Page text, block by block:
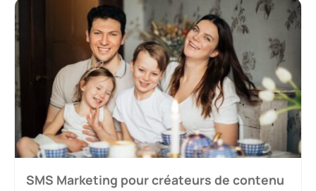
SMS Marketing pour créateurs de contenu